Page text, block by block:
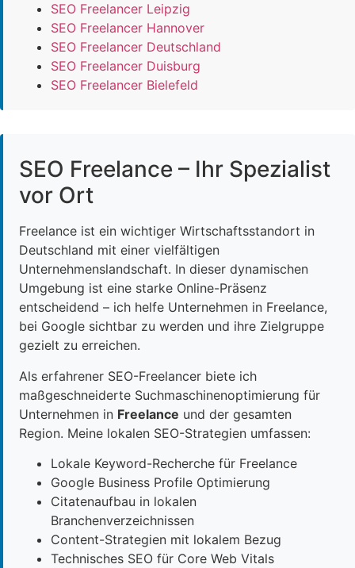
SEO Freelancer Leipzig
SEO Freelancer Hannover
SEO Freelancer Deutschland
SEO Freelancer Duisburg
SEO Freelancer Bielefeld
SEO Freelance – Ihr Spezialist
vor Ort
Freelance ist ein wichtiger Wirtschaftsstandort in
Deutschland mit einer vielfältigen
Unternehmenslandschaft. In dieser dynamischen
Umgebung ist eine starke Online-Präsenz
entscheidend – ich helfe Unternehmen in Freelance,
bei Google sichtbar zu werden und ihre Zielgruppe
gezielt zu erreichen.
Als erfahrener SEO-Freelancer biete ich
maßgeschneiderte Suchmaschinenoptimierung für
Unternehmen in Freelance und der gesamten
Region. Meine lokalen SEO-Strategien umfassen:
Lokale Keyword-Recherche für Freelance
Google Business Profile Optimierung
Citatenaufbau in lokalen
Branchenverzeichnissen
Content-Strategien mit lokalem Bezug
Technisches SEO für Core Web Vitals